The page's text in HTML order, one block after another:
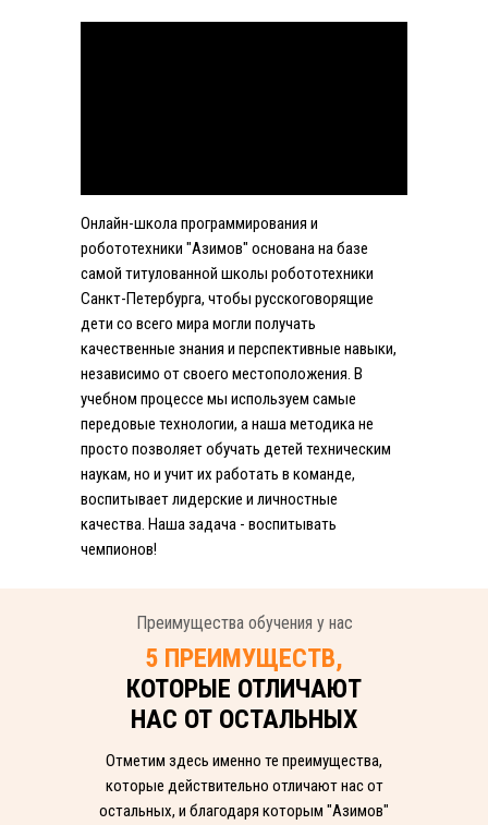
Онлайн-школа программирования и
робототехники "Азимов" основана на базе
самой титулованной школы робототехники
Санкт-Петербурга, чтобы русскоговорящие
дети со всего мира могли получать
качественные знания и перспективные навыки,
независимо от своего местоположения. В
учебном процессе мы используем самые
передовые технологии, а наша методика не
просто позволяет обучать детей техническим
наукам, но и учит их работать в команде,
воспитывает лидерские и личностные
качества. Наша задача - воспитывать
чемпионов!
5 ПРЕИМУЩЕСТВ,
КОТОРЫЕ ОТЛИЧАЮТ
НАС ОТ ОСТАЛЬНЫХ
Преимущества обучения у нас
Отметим здесь именно те преимущества,
которые действительно отличают нас от
остальных, и благодаря которым "Азимов"